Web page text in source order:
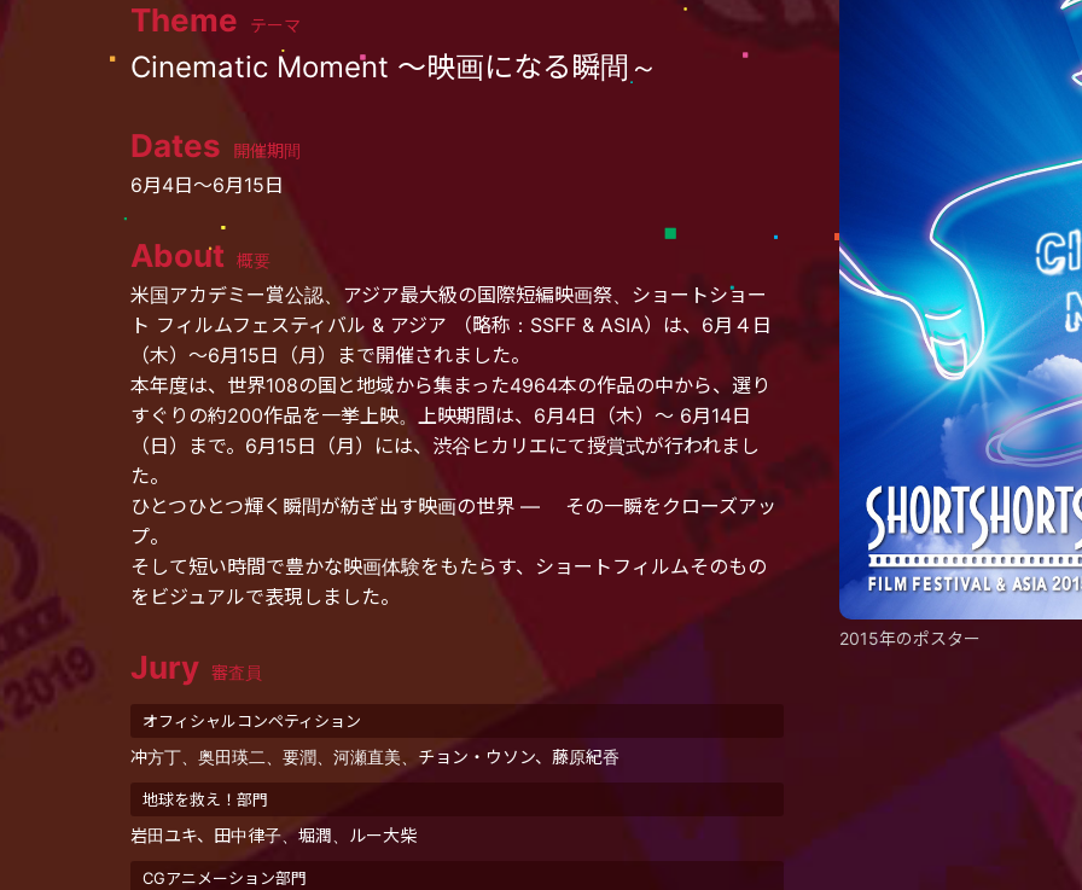
2015年のポスター
Theme テーマ
Cinematic Moment ～映画になる瞬間～
Dates 開催期間
6月4日～6月15日
About 概要
米国アカデミー賞公認、アジア最大級の国際短編映画祭、ショートショー
ト フィルムフェスティバル & アジア （略称：SSFF & ASIA）は、6月４日
（木）～6月15日（月）まで開催されました。
本年度は、世界108の国と地域から集まった4964本の作品の中から、選り
すぐりの約200作品を一挙上映。上映期間は、6月4日（木）～ 6月14日
（日）まで。6月15日（月）には、渋谷ヒカリエにて授賞式が行われまし
た。
ひとつひとつ輝く瞬間が紡ぎ出す映画の世界 ― その一瞬をクローズアッ
プ。
そして短い時間で豊かな映画体験をもたらす、ショートフィルムそのもの
をビジュアルで表現しました。
Jury 審査員
オフィシャルコンペティション
冲方丁、奥田瑛二、要潤、河瀬直美、チョン・ウソン、藤原紀香
地球を救え！部門
岩田ユキ、田中律子、堀潤、ルー大柴
CGアニメーション部門